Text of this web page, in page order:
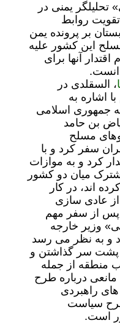
تحلیلگر یمنی در
روابط
بر پرونده یمن
این کشور علیه
آنها برای
، السقلدی در
اشاره به
جمهوری اسلامی
بن حامد
مسلح
سفر کرد و با
کرد و به موازات
میان دو کشور
اند، در کار
عادی سازی
پس از سفر مهم
وزیر خارجه
و به نظر می رسد
پشت سر گذاشتن و
منطقه از جمله
مانعی درباره طرح
راهبردی
طرح سیاست
است.